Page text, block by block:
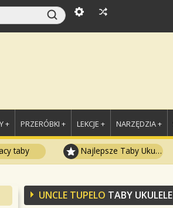
+ PRZERÓBKI + LEKCJE + NARZĘDZIA +
taby Najlepsze Taby Ukulele
UNCLE TUPELO TABY UKULELE